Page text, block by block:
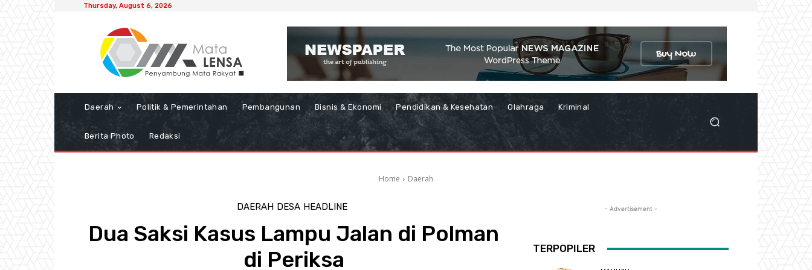
Thursday, August 6, 2026
Daerah Politik & Pemerintahan Pembangunan Bisnis & Ekonomi Pendidikan & Kesehatan Olahraga Kriminal
Berita Photo Redaksi
Home Daerah
DAERAH DESA HEADLINE
Dua Saksi Kasus Lampu Jalan di Polman
di Periksa
- Advertisement -
TERPOPILER